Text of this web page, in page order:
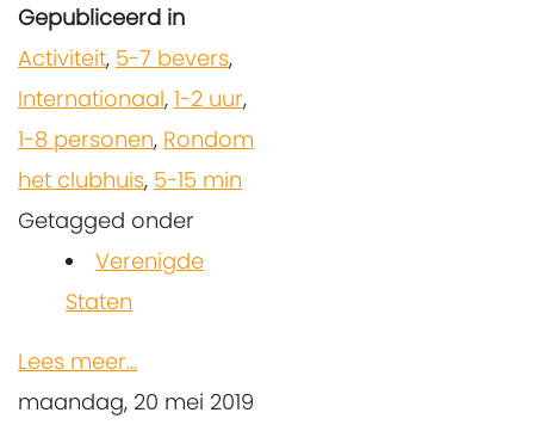
Gepubliceerd in
Activiteit, 5-7 bevers,
Internationaal, 1-2 uur,
1-8 personen, Rondom
het clubhuis, 5-15 min
Getagged onder
Verenigde
Staten
Lees meer...
maandag, 20 mei 2019